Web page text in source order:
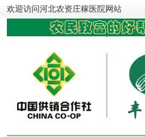
欢迎访问河北农资庄稼医院网站